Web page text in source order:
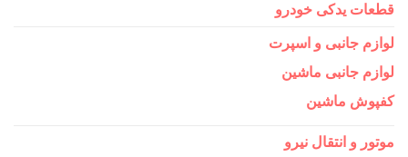
قطعات یدکی خودرو
لوازم جانبی و اسپرت
لوازم جانبی ماشین
کفپوش ماشین
موتور و انتقال نیرو